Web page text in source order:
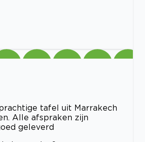
tafel uit Marrakech
Alle afspraken zijn
geleverd